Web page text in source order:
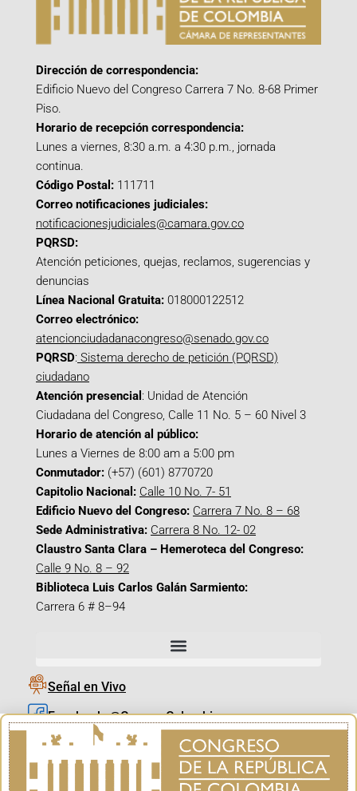
Dirección de correspondencia:
Edificio Nuevo del Congreso Carrera 7 No. 8-68 Primer
Piso.
Horario de recepción correspondencia:
Lunes a viernes, 8:30 a.m. a 4:30 p.m., jornada
continua.
Código Postal: 111711
Correo notificaciones judiciales:
notificacionesjudiciales@camara.gov.co
PQRSD:
Atención peticiones, quejas, reclamos, sugerencias y
denuncias
Línea Nacional Gratuita: 018000122512
Correo electrónico:
atencionciudadanacongreso@senado.gov.co
PQRSD: Sistema derecho de petición (PQRSD)
ciudadano
Atención presencial : Unidad de Atención
Ciudadana del Congreso, Calle 11 No. 5 – 60 Nivel 3
Horario de atención al público:
Lunes a Viernes de 8:00 am a 5:00 pm
Conmutador: (+57) (601) 8770720
Capitolio Nacional: Calle 10 No. 7- 51
Edificio Nuevo del Congreso: Carrera 7 No. 8 – 68
Sede Administrativa: Carrera 8 No. 12- 02
Claustro Santa Clara – Hemeroteca del Congreso:
Calle 9 No. 8 – 92
Biblioteca Luis Carlos Galán Sarmiento:
Carrera 6 # 8–94
Señal en Vivo
Facebook_@CamaraColombia
Instagram_@CamaraColombia
X_@CamaraColombia